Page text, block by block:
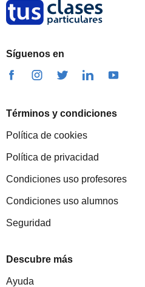
Síguenos en
Términos y condiciones
Política de cookies
Política de privacidad
Condiciones uso profesores
Condiciones uso alumnos
Seguridad
Descubre más
Ayuda